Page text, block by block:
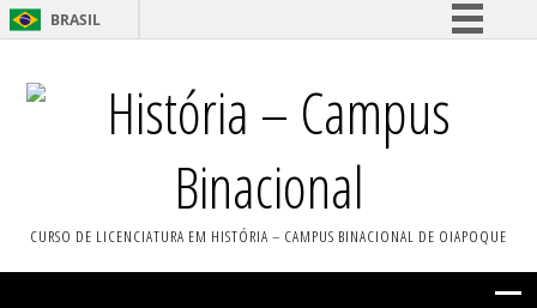
BRASIL
Participe
Acesso à informação
Legislação
História – Campus
Binacional
CURSO DE LICENCIATURA EM HISTÓRIA – CAMPUS BINACIONAL DE OIAPOQUE